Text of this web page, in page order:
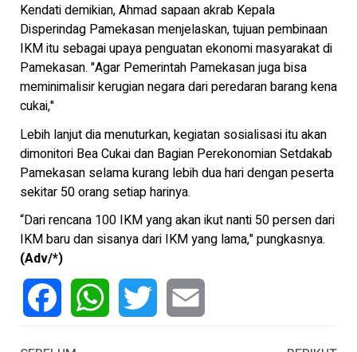
Kendati demikian, Ahmad sapaan akrab Kepala
Disperindag Pamekasan menjelaskan, tujuan pembinaan
IKM itu sebagai upaya penguatan ekonomi masyarakat di
Pamekasan. "Agar Pemerintah Pamekasan juga bisa
meminimalisir kerugian negara dari peredaran barang kena
cukai,"
Lebih lanjut dia menuturkan, kegiatan sosialisasi itu akan
dimonitori Bea Cukai dan Bagian Perekonomian Setdakab
Pamekasan selama kurang lebih dua hari dengan peserta
sekitar 50 orang setiap harinya.
“Dari rencana 100 IKM yang akan ikut nanti 50 persen dari
IKM baru dan sisanya dari IKM yang lama," pungkasnya.
(Adv/*)